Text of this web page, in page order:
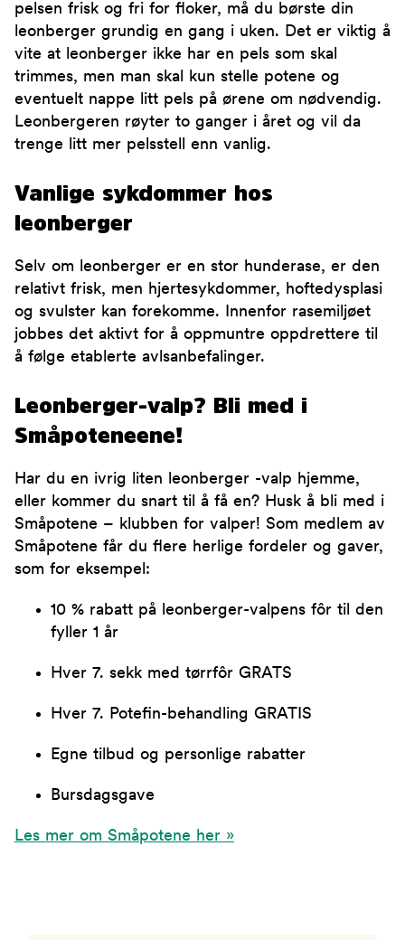
pelsen frisk og fri for floker, må du børste din
leonberger grundig en gang i uken. Det er viktig å
vite at leonberger ikke har en pels som skal
trimmes, men man skal kun stelle potene og
eventuelt nappe litt pels på ørene om nødvendig.
Leonbergeren røyter to ganger i året og vil da
trenge litt mer pelsstell enn vanlig.
Vanlige sykdommer hos
leonberger
Selv om leonberger er en stor hunderase, er den
relativt frisk, men hjertesykdommer, hoftedysplasi
og svulster kan forekomme. Innenfor rasemiljøet
jobbes det aktivt for å oppmuntre oppdrettere til
å følge etablerte avlsanbefalinger.
Leonberger-valp? Bli med i
Småpoteneene!
Har du en ivrig liten leonberger -valp hjemme,
eller kommer du snart til å få en? Husk å bli med i
Småpotene – klubben for valper! Som medlem av
Småpotene får du flere herlige fordeler og gaver,
som for eksempel:
10 % rabatt på leonberger-valpens fôr til den
fyller 1 år
Hver 7. sekk med tørrfôr GRATS
Hver 7. Potefin-behandling GRATIS
Egne tilbud og personlige rabatter
Bursdagsgave
Les mer om Småpotene her »